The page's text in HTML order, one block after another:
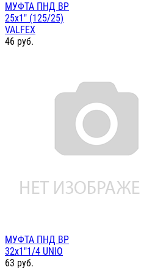
МУФТА ПНД ВР
25х1" (125/25)
VALFEX
46 руб.
МУФТА ПНД ВР
32х1"1/4 UNIO
63 руб.